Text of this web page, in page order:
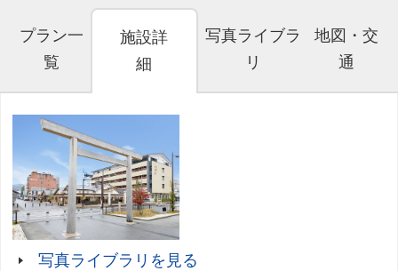
プラン一
覧
施設詳
細
写真ライブラ
リ
地図・交
通
写真ライブラリを見る